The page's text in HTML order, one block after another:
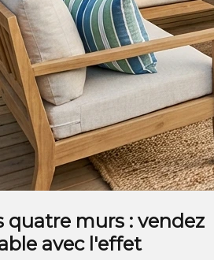
quatre murs : vendez
avec l'effet